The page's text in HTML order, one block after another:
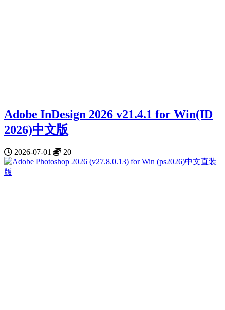
Adobe InDesign 2026 v21.4.1 for Win(ID
2026)中文版
2026-07-01 20